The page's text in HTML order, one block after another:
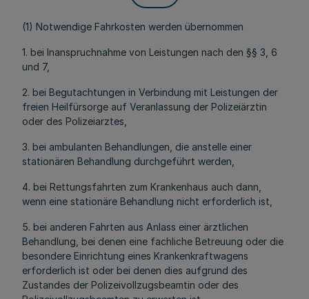
(1) Notwendige Fahrkosten werden übernommen
1. bei Inanspruchnahme von Leistungen nach den §§ 3, 6
und 7,
2. bei Begutachtungen in Verbindung mit Leistungen der
freien Heilfürsorge auf Veranlassung der Polizeiärztin
oder des Polizeiarztes,
3. bei ambulanten Behandlungen, die anstelle einer
stationären Behandlung durchgeführt werden,
4. bei Rettungsfahrten zum Krankenhaus auch dann,
wenn eine stationäre Behandlung nicht erforderlich ist,
5. bei anderen Fahrten aus Anlass einer ärztlichen
Behandlung, bei denen eine fachliche Betreuung oder die
besondere Einrichtung eines Krankenkraftwagens
erforderlich ist oder bei denen dies aufgrund des
Zustandes der Polizeivollzugsbeamtin oder des